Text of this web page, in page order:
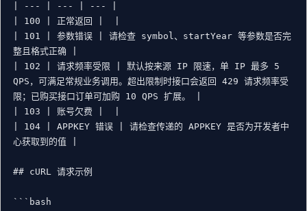
| --- | --- | --- |
| 100 | 正常返回 |  |
| 101 | 参数错误 | 请检查 symbol、startYear 等参数是否完
整且格式正确 |
| 102 | 请求频率受限 | 默认按来源 IP 限速，单 IP 最多 5
QPS，可满足常规业务调用。超出限制时接口会返回 429 请求频率受
限；已购买接口订单可加购 10 QPS 扩展。 |
| 103 | 账号欠费 |  |
| 104 | APPKEY 错误 | 请检查传递的 APPKEY 是否为开发者中
心获取到的值 |
## cURL 请求示例
```bash